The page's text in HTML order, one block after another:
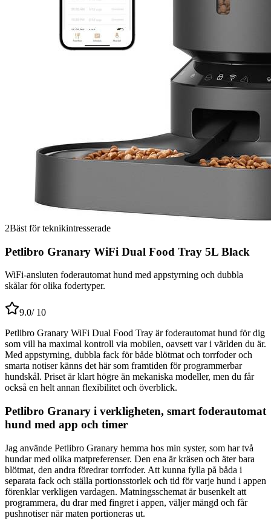
2Bäst för teknikintresserade
Petlibro Granary WiFi Dual Food Tray 5L Black
WiFi-ansluten foderautomat hund med appstyrning och dubbla
skålar för olika fodertyper.
9.0/ 10
Petlibro Granary WiFi Dual Food Tray är foderautomat hund för dig
som vill ha maximal kontroll via mobilen, oavsett var i världen du är.
Med appstyrning, dubbla fack för både blötmat och torrfoder och
smarta notiser känns det här som framtiden för programmerbar
hundskål. Priset är klart högre än mekaniska modeller, men du får
också en helt annan flexibilitet och överblick.
Petlibro Granary i verkligheten, smart foderautomat
hund med app och timer
Jag använde Petlibro Granary hemma hos min syster, som har två
hundar med olika matpreferenser. Den ena är kräsen och äter bara
blötmat, den andra föredrar torrfoder. Att kunna fylla på båda i
separata fack och ställa portionsstorlek och tid för varje hund i appen
förenklar verkligen vardagen. Matningsschemat är busenkelt att
programmera, du drar med fingret i appen, väljer mängd och får
pushnotiser när maten portioneras ut.